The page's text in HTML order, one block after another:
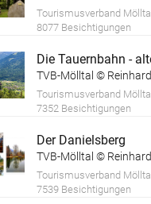
Tourismusverband Mölltal
8077 Besichtigungen
Tourismusverband Mölltal
7352 Besichtigungen
Der Danielsberg
Tourismusverband Mölltal
7539 Besichtigungen